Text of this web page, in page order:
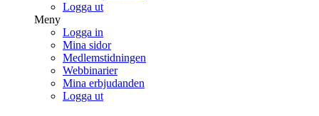
Logga ut
Meny
Logga in
Mina sidor
Medlemstidningen
Webbinarier
Mina erbjudanden
Logga ut